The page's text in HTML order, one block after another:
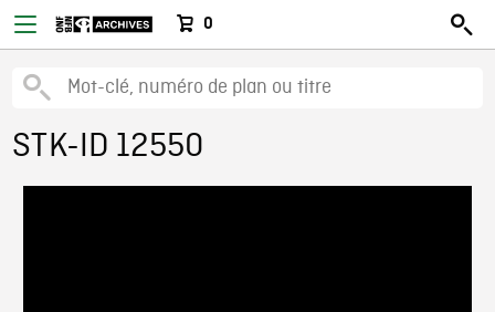
0
STK-ID 12550